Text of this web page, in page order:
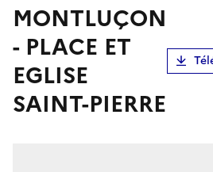
MONTLUÇON
- PLACE ET
EGLISE
SAINT-PIERRE